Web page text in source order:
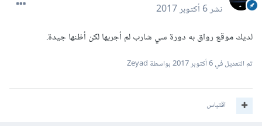
نشر6 أكتوبر 2017
لديك موقع رواق به دورة سي شارب لم أجربها لكن أظنها جيدة.
تم التعديل في6 أكتوبر 2017 بواسطة Zeyad
اقتباس